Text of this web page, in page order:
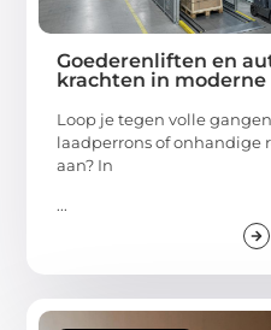
Goederenliften en
krachten in
Loop je tegen volle
laadperrons of onhandige
aan? In
...